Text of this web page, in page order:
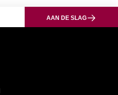
AAN DE SLAG